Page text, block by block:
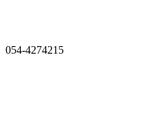
054-4274215